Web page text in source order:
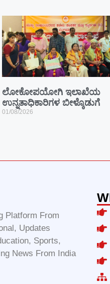
ಲೋಕೋಪಯೋಗಿ ಇಲಾಖೆಯ
ಉನ್ನತಾಧಿಕಾರಿಗಳ ಬೀಳ್ಕೊಡುಗೆ
01/08/2026
Platform From
Updates
Sports,
News From India